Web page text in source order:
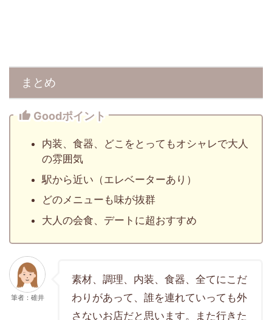
まとめ
Goodポイント
内装、食器、どこをとってもオシャレで大人
の雰囲気
駅から近い（エレベーターあり）
どのメニューも味が抜群
大人の会食、デートに超おすすめ
筆者：碓井
素材、調理、内装、食器、全てにこだ
わりがあって、誰を連れていっても外
さないお店だと思います。また行きた